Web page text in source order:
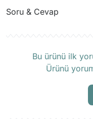
Soru & Cevap
Bu ürünü ilk
Ürünü